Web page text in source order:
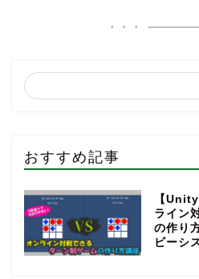
おすすめ記事
【
ライン
の作り
ビーシ